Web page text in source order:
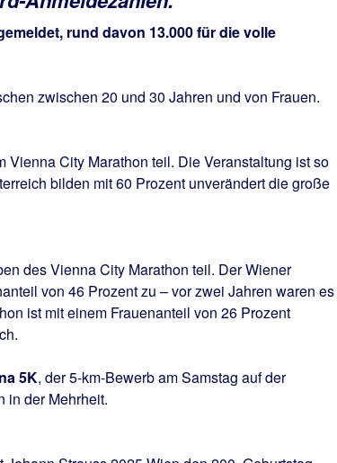
rund davon 13.000 für die volle
zwischen 20 und 30 Jahren und von Frauen.
City Marathon teil. Die Veranstaltung ist so
bilden mit 60 Prozent unverändert die große
des Vienna City Marathon teil. Der Wiener
von 46 Prozent zu – vor zwei Jahren waren es
ist mit einem Frauenanteil von 26 Prozent
5K, der 5-km-Bewerb am Samstag auf der
in der Mehrheit.